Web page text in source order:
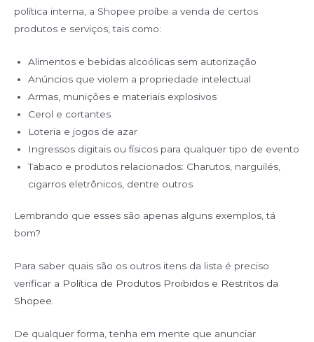
política interna, a Shopee proíbe a venda de certos
produtos e serviços, tais como:
Alimentos e bebidas alcoólicas sem autorização
Anúncios que violem a propriedade intelectual
Armas, munições e materiais explosivos
Cerol e cortantes
Loteria e jogos de azar
Ingressos digitais ou físicos para qualquer tipo de evento
Tabaco e produtos relacionados: Charutos, narguilés,
cigarros eletrônicos, dentre outros
Lembrando que esses são apenas alguns exemplos, tá
bom?
Para saber quais são os outros itens da lista é preciso
verificar a Política de Produtos Proibidos e Restritos da
Shopee.
De qualquer forma, tenha em mente que anunciar